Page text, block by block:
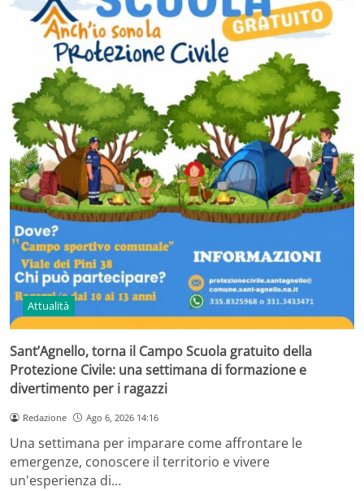
Attualità
Sant’Agnello, torna il Campo Scuola gratuito della
Protezione Civile: una settimana di formazione e
divertimento per i ragazzi
Redazione Ago 6, 2026 14:16
Una settimana per imparare come affrontare le
emergenze, conoscere il territorio e vivere
un'esperienza di…